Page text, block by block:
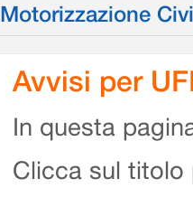
Avvisi per
In questa
Clicca sul titolo